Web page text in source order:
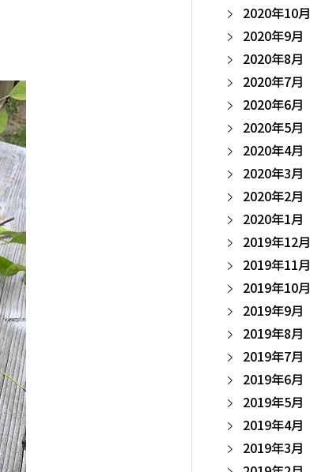
2020年10月
2020年9月
2020年8月
2020年7月
2020年6月
2020年5月
2020年4月
2020年3月
2020年2月
2020年1月
2019年12月
2019年11月
2019年10月
2019年9月
2019年8月
2019年7月
2019年6月
2019年5月
2019年4月
2019年3月